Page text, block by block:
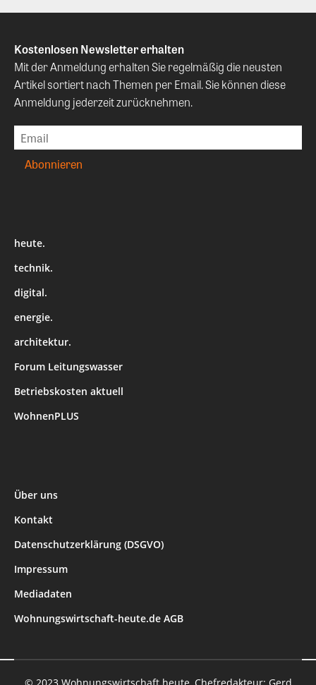
Kostenlosen Newsletter erhalten
Mit der Anmeldung erhalten Sie regelmäßig die neusten
Artikel sortiert nach Themen per Email. Sie können diese
Anmeldung jederzeit zurücknehmen.
heute.
technik.
digital.
energie.
architektur.
Forum Leitungswasser
Betriebskosten aktuell
WohnenPLUS
Über uns
Kontakt
Datenschutzerklärung (DSGVO)
Impressum
Mediadaten
Wohnungswirtschaft-heute.de AGB